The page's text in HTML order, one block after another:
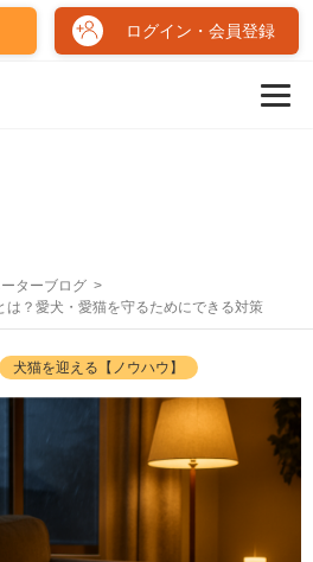
ログイン・会員登録
ターブログ
は？愛犬・愛猫を守るためにできる対策
犬猫を迎える【ノウハウ】